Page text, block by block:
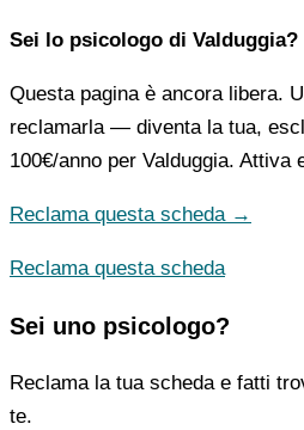
Sei lo psicologo di Valduggia?
Questa pagina è ancora libera.
reclamarla — diventa la tua,
100€/anno per Valduggia. Attiva
Reclama questa scheda →
Reclama questa scheda
Sei uno psicologo?
Reclama la tua scheda e fatti
te.